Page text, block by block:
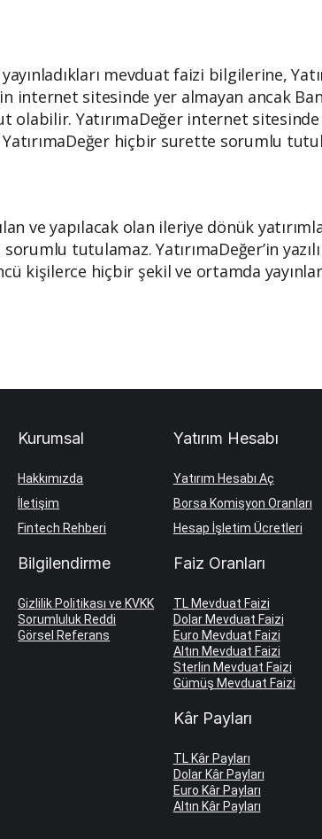
mevduat faizi bilgilerine,
internet sitesinde yer almayan ancak
olabilir. YatırımaDeğer internet
hiçbir surette sorumlu
ve yapılacak olan ileriye dönük
tutulamaz. YatırımaDeğer’in
kişilerce hiçbir şekil ve ortamda
Kurumsal
Hakkımızda
İletişim
Fintech Rehberi
Bilgilendirme
Gizlilik Politikası ve KVKK
Sorumluluk Reddi
Görsel Referans
Yatırım Hesabı
Yatırım Hesabı Aç
Borsa Komisyon Oranları
Hesap İşletim Ücretleri
Faiz Oranları
TL Mevduat Faizi
Dolar Mevduat Faizi
Euro Mevduat Faizi
Altın Mevduat Faizi
Sterlin Mevduat Faizi
Gümüş Mevduat Faizi
Kâr Payları
TL Kâr Payları
Dolar Kâr Payları
Euro Kâr Payları
Altın Kâr Payları